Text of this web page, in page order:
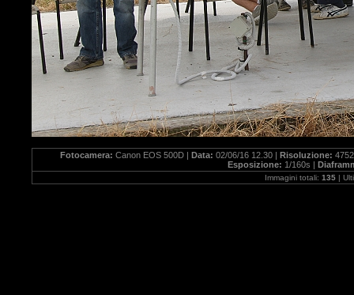
Fotocamera: Canon EOS 500D | Data: 02/06/16 12.30 | Risoluzione:
Esposizione: 1/160s |
Immagini totali: 135 |